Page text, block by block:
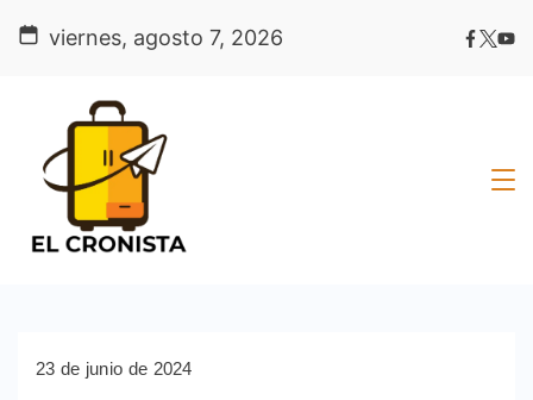
viernes, agosto 7, 2026
23 de junio de 2024